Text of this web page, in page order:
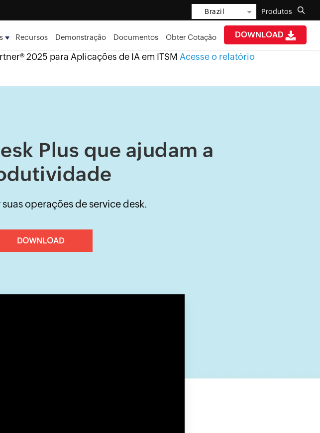
Brazil Produtos
DOWNLOAD
Recursos Demonstração Documentos Obter Cotação
2025 para Aplicações de IA em ITSM Acesse o relatório
Plus que ajudam a
operações de service desk.
DOWNLOAD